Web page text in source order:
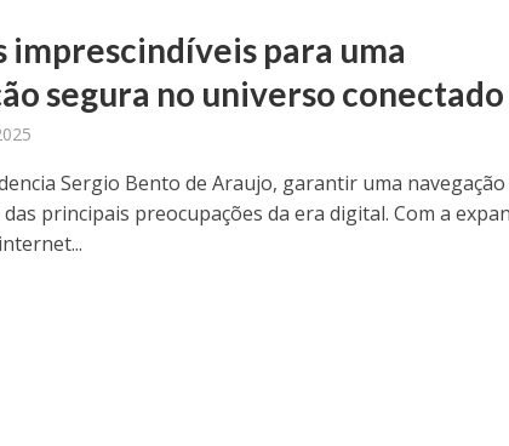
imprescindíveis para uma
segura no universo conectado
Sergio Bento de Araujo, garantir uma navegação
principais preocupações da era digital. Com a